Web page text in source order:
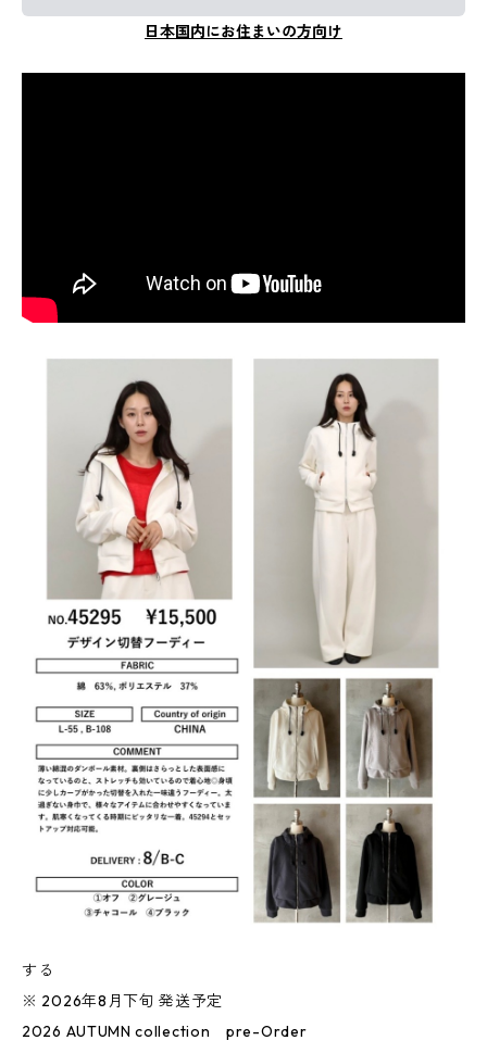
日本国内にお住まいの方向け
する
※ 2026年8月下旬 発送予定
2026 AUTUMN collection pre-Order